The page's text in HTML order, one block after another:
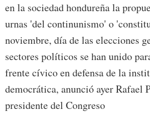
en la sociedad hondureña la
urnas 'del continunismo' o
noviembre, día de las elecciones
sectores políticos se han unido
frente cívico en defensa de la
democrática, anunció ayer Rafael
presidente del Congreso